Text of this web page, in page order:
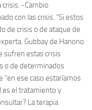
crisis. -Cambio
con las crisis. “Si estos
de crisis o de ataque de
Gubbay de Hanono
sufren estas crisis
o de determinados
“en ese caso estaríamos
es el tratamiento y
La terapia